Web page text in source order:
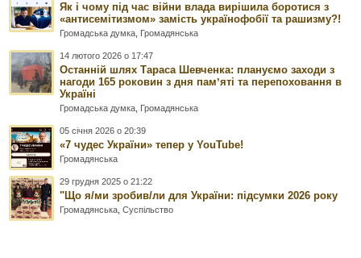
Як і чому під час війни влада вирішила боротися з
«антисемітизмом» замість українофобії та рашизму?!
Громадська думка Громадянська
14 лютого 2026 о 17:47
Останній шлях Тараса Шевченка: плануємо заходи з
нагоди 165 роковин з дня памʼяті та перепоховання в
Україні
Громадська думка Громадянська
05 січня 2026 о 20:39
«7 чудес України» тепер у YouTube!
Громадянська
29 грудня 2025 о 21:22
"Що я/ми зробив/ли для України: підсумки 2026 року
Громадянська ,Суспільство